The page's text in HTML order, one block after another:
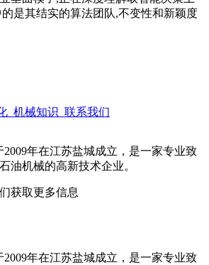
是其结实的算法团队,不变性和新颖度
机械知识 联系我们
年在江苏盐城成立，是一家专业致
油机械的高新技术企业。
获取更多信息
年在江苏盐城成立，是一家专业致